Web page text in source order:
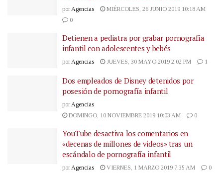
por Agencias
MIÉRCOLES, 26 JUNIO 2019 10:18 AM
0
Detienen a pediatra por grabar pornografía
infantil con adolescentes y bebés
por Agencias JUEVES, 30 MAYO 2019 2:02 PM 1
Dos empleados de Disney detenidos por
posesión de pornografía infantil
porAgencias
DOMINGO, 10 NOVIEMBRE 2019 10:03 AM
0
YouTube desactiva los comentarios en
«decenas de millones de videos» tras un
escándalo de pornografía infantil
porAgencias VIERNES, 1 MARZO 2019 7:35 AM 0